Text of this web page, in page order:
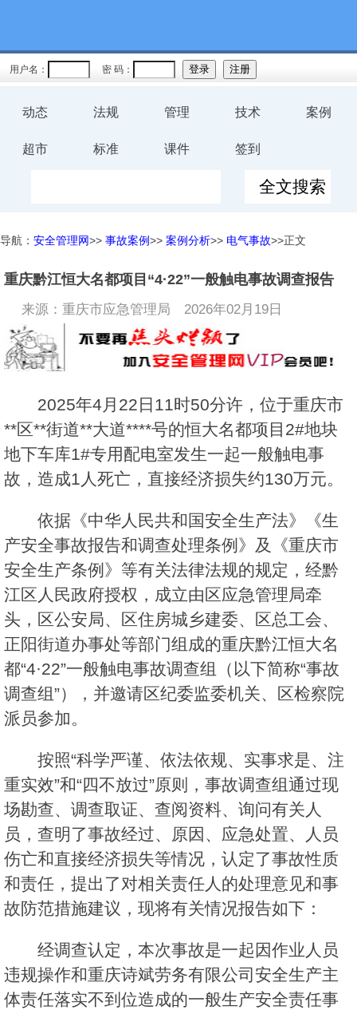
用户名： 密 码：
动态 法规 管理 技术 案例
超市 标准 课件 签到
导航： 安全管理网>> 事故案例>> 案例分析>> 电气事故>>正文
重庆黔江恒大名都项目“4·22”一般触电事故调查报告
来源：重庆市应急管理局 2026年02月19日
2025年4月22日11时50分许，位于重庆市
**区**街道**大道****号的恒大名都项目2#地块
地下车库1#专用配电室发生一起一般触电事
故，造成1人死亡，直接经济损失约130万元。
依据《中华人民共和国安全生产法》《生
产安全事故报告和调查处理条例》及《重庆市
安全生产条例》等有关法律法规的规定，经黔
江区人民政府授权，成立由区应急管理局牵
头，区公安局、区住房城乡建委、区总工会、
正阳街道办事处等部门组成的重庆黔江恒大名
都“4·22”一般触电事故调查组（以下简称“事故
调查组”），并邀请区纪委监委机关、区检察院
派员参加。
按照“科学严谨、依法依规、实事求是、注
重实效”和“四不放过”原则，事故调查组通过现
场勘查、调查取证、查阅资料、询问有关人
员，查明了事故经过、原因、应急处置、人员
伤亡和直接经济损失等情况，认定了事故性质
和责任，提出了对相关责任人的处理意见和事
故防范措施建议，现将有关情况报告如下：
经调查认定，本次事故是一起因作业人员
违规操作和重庆诗斌劳务有限公司安全生产主
体责任落实不到位造成的一般生产安全责任事